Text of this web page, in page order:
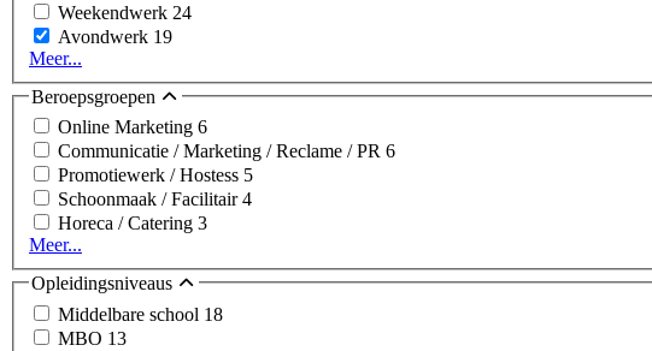
Weekendwerk 24
Avondwerk 19
Meer...
Beroepsgroepen
Online Marketing 6
Communicatie / Marketing / Reclame / PR 6
Promotiewerk / Hostess 5
Schoonmaak / Facilitair4
Horeca / Catering 3
Meer...
Opleidingsniveaus
Middelbare school 18
MBO 13